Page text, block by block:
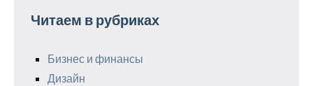
Читаем в рубриках
Бизнес и финансы
Дизайн